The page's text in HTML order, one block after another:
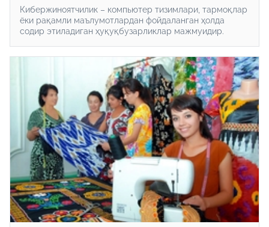
Кибержиноятчилик – компьютер тизимлари, тармоқлар
ёки рақамли маълумотлардан фойдаланган ҳолда
содир этиладиган ҳуқуқбузарликлар мажмуидир.